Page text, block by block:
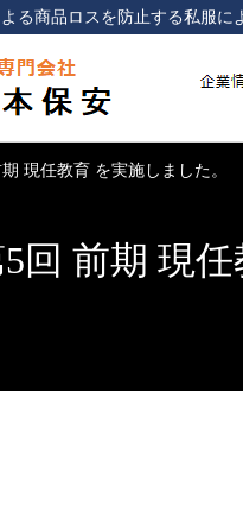
る商品ロスを防止する私服に
現任教育 を実施しました。
回 前期 現